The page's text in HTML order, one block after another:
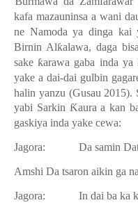
kafa mazauninsa a wani
ne Namoda ya dinga kai
Birnin Alƙalawa, daga
sake ƙarawa gaba inda
yake a dai-dai gulbin
halin yanzu (Gusau 2015).
yabi Sarkin Ƙaura a kan
gaskiya inda yake cewa:
Jagora: Da samin
Amshi Da tsaron aikin ga
Jagora: In dai ba ka